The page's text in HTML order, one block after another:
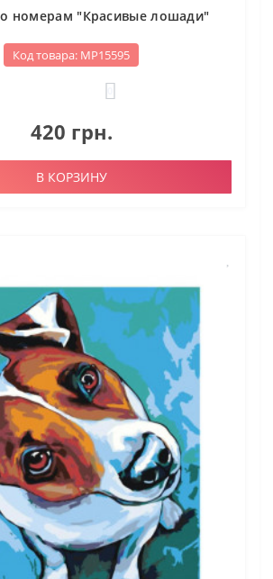
номерам "Красивые лошади"
Код товара: МР15595
420 грн.
В КОРЗИНУ